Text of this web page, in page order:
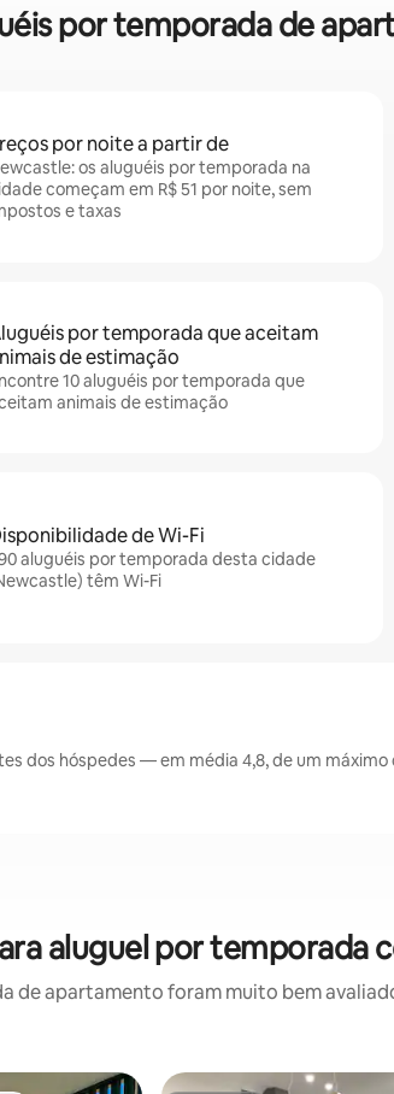
por temporada de
por noite a partir de
os aluguéis por temporada na
começam em R$ 51 por noite, sem
e taxas
por temporada que aceitam
de estimação
10 aluguéis por temporada que
animais de estimação
de Wi-Fi
aluguéis por temporada desta cidade
têm Wi-Fi
dos hóspedes — em média 4,8, de um máximo
aluguel por temporada
de apartamento foram muito bem